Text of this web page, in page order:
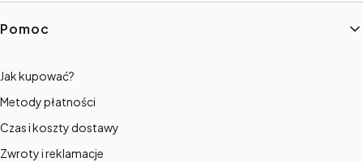
Linki w stopce
Pomoc
Jak kupować?
Metody płatności
Czas i koszty dostawy
Zwroty i reklamacje